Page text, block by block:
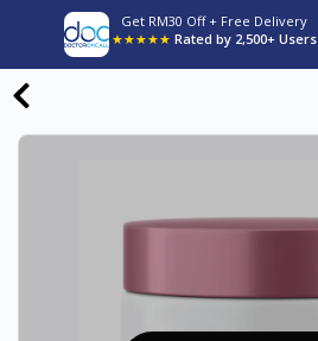
Get RM30 Off + Free Delivery
★★★★★ Rated by 2,500+ Users